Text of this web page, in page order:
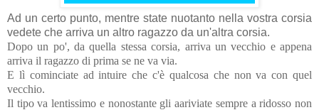
Ad un certo punto, mentre state nuotanto nella vostra corsia
vedete che arriva un altro ragazzo da un'altra corsia.
Dopo un po', da quella stessa corsia, arriva un vecchio e appena
arriva il ragazzo di prima se ne va via.
E lì cominciate ad intuire che c'è qualcosa che non va con quel
vecchio.
Il tipo va lentissimo e nonostante gli aariviate sempre a ridosso non